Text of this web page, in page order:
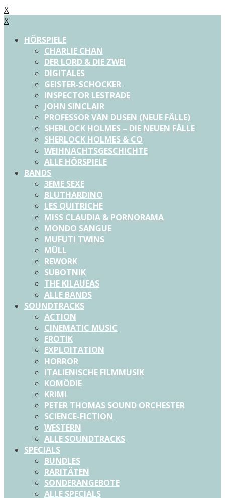
X
X
HÖRSPIELE
CHARLIE CHAN
DER LORD & DIE ZWEI
DIGITALES
GEISTER-SCHOCKER
INSPECTOR LESTRADE
JOHN SINCLAIR
PROFESSOR VAN DUSEN (NEUE FÄLLE)
SHERLOCK HOLMES – DIE NEUEN FÄLLE
SHERLOCK HOLMES & CO
WEIHNACHTSGESCHICHTE
ALLE HÖRSPIELE
BANDS
3EME SEXE
BLUTHARDINO
LES QUITRICHE
MISS CLAUDIA & PORNORAMA
MONDO SANGUE
MUFUTI TWINS
MÜLL
REWORK
SUBOTNIK
THE KILAUEAS
ALLE BANDS
SOUNDTRACKS
ACTION
CINEMATIC MUSIC
EROTIK
EXPLOITATION
HORROR
ITALIENISCHE FILMMUSIK
KOMÖDIE
KRIMI
PETER THOMAS SOUND ORCHESTER
SCIENCE-FICTION
WESTERN
ALLE SOUNDTRACKS
SPECIALS
BUNDLES
RARITÄTEN
SONDERANGEBOTE
ALLE SPECIALS